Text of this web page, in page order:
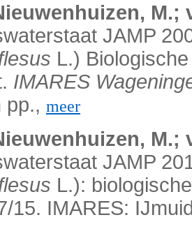
M.;
JAMP
L.)
IMARES
pp., meer
M.;
JAMP
L.):
15. IMARES: